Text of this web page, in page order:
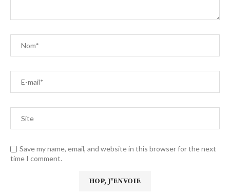
Save my name, email, and website in this browser for the next
time I comment.